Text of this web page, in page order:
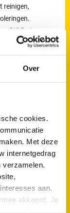
Over
cookies.
Met deze
internetgedrag
aan.
akkoord. Je
reinigen,
tijdig te
verstoppingen
wc of afvoer?
niet meer
Wordt
verergeren en
riolering.
over
zorgvuldig